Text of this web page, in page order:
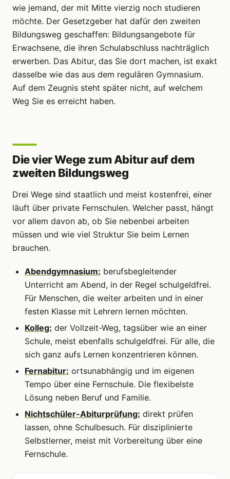
wie jemand, der mit Mitte vierzig noch studieren
möchte. Der Gesetzgeber hat dafür den zweiten
Bildungsweg geschaffen: Bildungsangebote für
Erwachsene, die ihren Schulabschluss nachträglich
erwerben. Das Abitur, das Sie dort machen, ist exakt
dasselbe wie das aus dem regulären Gymnasium.
Auf dem Zeugnis steht später nicht, auf welchem
Weg Sie es erreicht haben.
Die vier Wege zum Abitur auf dem
zweiten Bildungsweg
Drei Wege sind staatlich und meist kostenfrei, einer
läuft über private Fernschulen. Welcher passt, hängt
vor allem davon ab, ob Sie nebenbei arbeiten
müssen und wie viel Struktur Sie beim Lernen
brauchen.
Abendgymnasium: berufsbegleitender
Unterricht am Abend, in der Regel schulgeldfrei.
Für Menschen, die weiter arbeiten und in einer
festen Klasse mit Lehrern lernen möchten.
Kolleg: der Vollzeit-Weg, tagsüber wie an einer
Schule, meist ebenfalls schulgeldfrei. Für alle, die
sich ganz aufs Lernen konzentrieren können.
Fernabitur: ortsunabhängig und im eigenen
Tempo über eine Fernschule. Die flexibelste
Lösung neben Beruf und Familie.
Nichtschüler-Abiturprüfung: direkt prüfen
lassen, ohne Schulbesuch. Für disziplinierte
Selbstlerner, meist mit Vorbereitung über eine
Fernschule.